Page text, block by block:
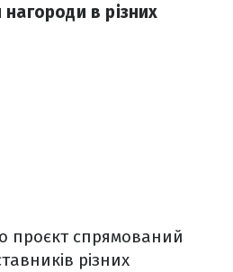
в різних
проєкт спрямований
різних